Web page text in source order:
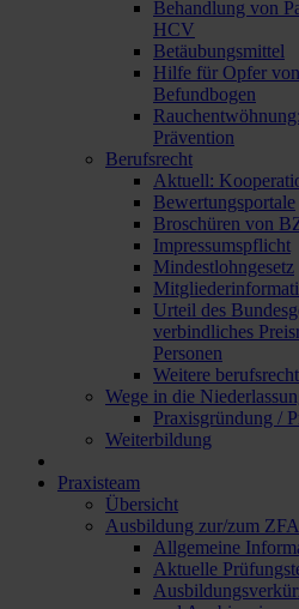
Behandlung von
HCV
Betäubungsmittel
Hilfe für Opfer
Befundbogen
Prävention
Berufsrecht
Aktuell:
Bewertungsportale
Broschüren von
Impressumspflicht
Mindestlohngesetz
Urteil des
verbindliches
Personen
Weitere
Wege in die
Praxisgründung /
Weiterbildung
Praxisteam
Übersicht
Ausbildung zur/zum ZFA
Allgemeine
Aktuelle